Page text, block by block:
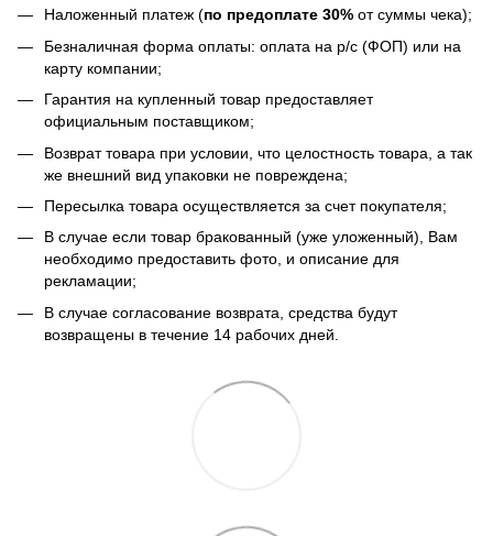
Наложенный платеж (по предоплате 30% от суммы чека);
Безналичная форма оплаты: оплата на р/с (ФОП) или на
карту компании;
Гарантия на купленный товар предоставляет
официальным поставщиком;
Возврат товара при условии, что целостность товара, а так
же внешний вид упаковки не повреждена;
Пересылка товара осуществляется за счет покупателя;
В случае если товар бракованный (уже уложенный), Вам
необходимо предоставить фото, и описание для
рекламации;
В случае согласование возврата, средства будут
возвращены в течение 14 рабочих дней.